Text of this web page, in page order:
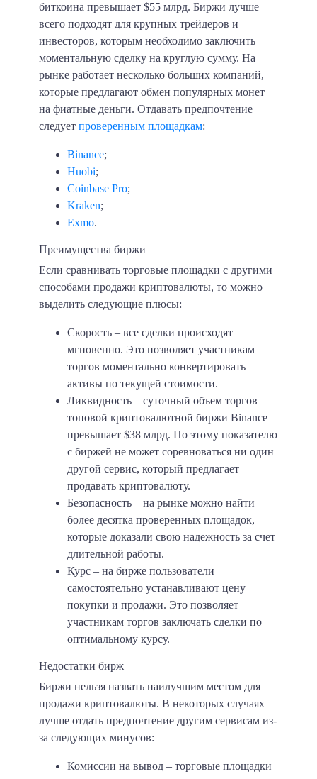
биткоина превышает $55 млрд. Биржи лучше
всего подходят для крупных трейдеров и
инвесторов, которым необходимо заключить
моментальную сделку на круглую сумму. На
рынке работает несколько больших компаний,
которые предлагают обмен популярных монет
на фиатные деньги. Отдавать предпочтение
следует проверенным площадкам:
Binance;
Huobi;
Coinbase Pro;
Kraken;
Exmo.
Преимущества биржи
Если сравнивать торговые площадки с другими
способами продажи криптовалюты, то можно
выделить следующие плюсы:
Скорость – все сделки происходят
мгновенно. Это позволяет участникам
торгов моментально конвертировать
активы по текущей стоимости.
Ликвидность – суточный объем торгов
топовой криптовалютной биржи Binance
превышает $38 млрд. По этому показателю
с биржей не может соревноваться ни один
другой сервис, который предлагает
продавать криптовалюту.
Безопасность – на рынке можно найти
более десятка проверенных площадок,
которые доказали свою надежность за счет
длительной работы.
Курс – на бирже пользователи
самостоятельно устанавливают цену
покупки и продажи. Это позволяет
участникам торгов заключать сделки по
оптимальному курсу.
Недостатки бирж
Биржи нельзя назвать наилучшим местом для
продажи криптовалюты. В некоторых случаях
лучше отдать предпочтение другим сервисам из-
за следующих минусов:
Комиссии на вывод – торговые площадки